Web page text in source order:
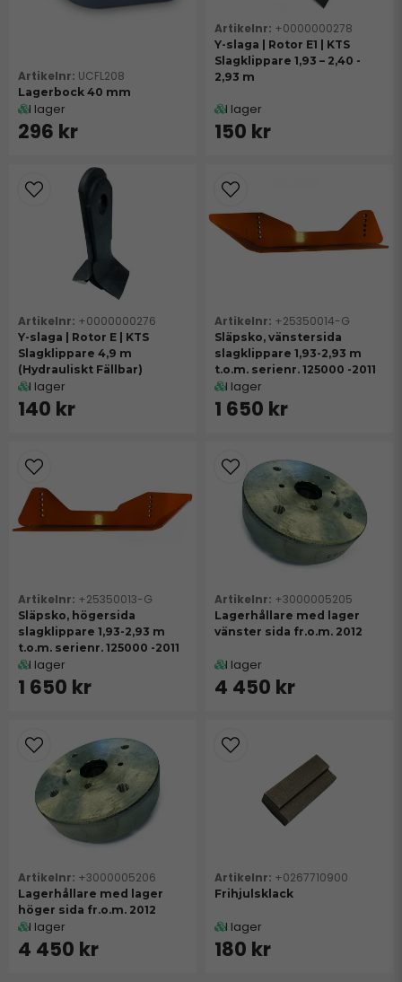
UCFL208
Lagerbock 40 mm
I lager
296 kr
+0000000278
Y-slaga | Rotor E1 | KTS
Slagklippare 1,93 – 2,40 -
2,93 m
I lager
150 kr
+0000000276
Y-slaga | Rotor E | KTS
Slagklippare 4,9 m
(Hydrauliskt Fällbar)
I lager
140 kr
+25350014-G
Släpsko, vänstersida
slagklippare 1,93-2,93 m
t.o.m. serienr. 125000 -2011
I lager
1 650 kr
+25350013-G
Släpsko, högersida
slagklippare 1,93-2,93 m
t.o.m. serienr. 125000 -2011
I lager
1 650 kr
+3000005205
Lagerhållare med lager
vänster sida fr.o.m. 2012
I lager
4 450 kr
+3000005206
Lagerhållare med lager
höger sida fr.o.m. 2012
I lager
4 450 kr
+0267710900
Frihjulsklack
I lager
180 kr